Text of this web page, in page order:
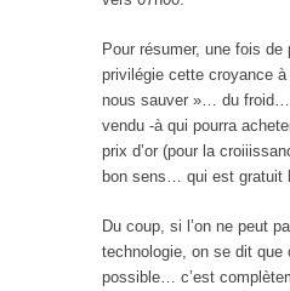
Pour résumer, une fois
privilégie cette croyance
nous sauver »… du
vendu -à qui pourra
prix d’or (pour la
bon sens… qui est gratuit
Du coup, si l’on ne peut
technologie, on se dit que
possible… c’est